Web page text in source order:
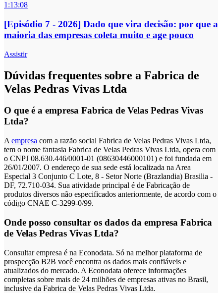
1:13:08
[Episódio 7 - 2026] Dado que vira decisão: por que a
maioria das empresas coleta muito e age pouco
Assistir
Dúvidas frequentes sobre a Fabrica de
Velas Pedras Vivas Ltda
O que é a empresa Fabrica de Velas Pedras Vivas
Ltda?
A empresa com a razão social Fabrica de Velas Pedras Vivas Ltda,
tem o nome fantasia Fabrica de Velas Pedras Vivas Ltda, opera com
o CNPJ 08.630.446/0001-01 (08630446000101) e foi fundada em
26/01/2007. O endereço de sua sede está localizada na Area
Especial 3 Conjunto C Lote, 8 - Setor Norte (Brazlandia) Brasilia -
DF, 72.710-034. Sua atividade principal é de Fabricação de
produtos diversos não especificados anteriormente, de acordo com o
código CNAE C-3299-0/99.
Onde posso consultar os dados da empresa Fabrica
de Velas Pedras Vivas Ltda?
Consultar empresa é na Econodata. Só na melhor plataforma de
prospecção B2B você encontra os dados mais confiáveis e
atualizados do mercado. A Econodata oferece informações
completas sobre mais de 24 milhões de empresas ativas no Brasil,
inclusive da Fabrica de Velas Pedras Vivas Ltda.